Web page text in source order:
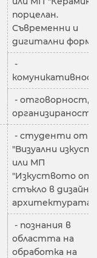
порцелан.
Съвременни и
дигитални
-
- отговорност,
организираност
- студенти от
"Визуални
или МП
"Изкуството от
стъкло в дизайна
архитектурата"
- познания в
областта на
обработка на